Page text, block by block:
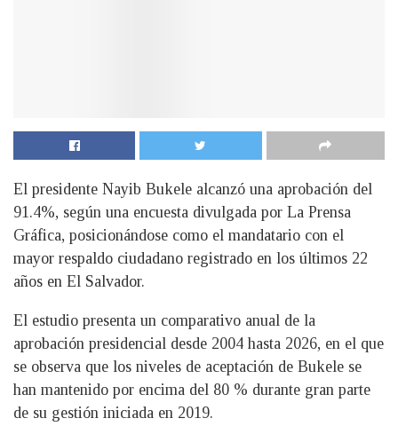
El presidente Nayib Bukele alcanzó una aprobación del
91.4%, según una encuesta divulgada por La Prensa
Gráfica, posicionándose como el mandatario con el
mayor respaldo ciudadano registrado en los últimos 22
años en El Salvador.
El estudio presenta un comparativo anual de la
aprobación presidencial desde 2004 hasta 2026, en el que
se observa que los niveles de aceptación de Bukele se
han mantenido por encima del 80 % durante gran parte
de su gestión iniciada en 2019.